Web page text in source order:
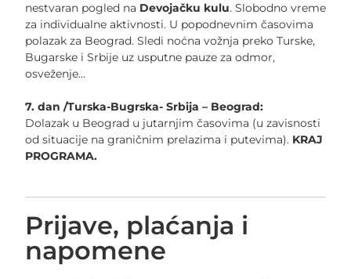
nestvaran pogled na Devojačku kulu. Slobodno vreme
za individualne aktivnosti. U popodnevnim časovima
polazak za Beograd. Sledi noćna vožnja preko Turske,
Bugarske i Srbije uz usputne pauze za odmor,
osveženje...
7. dan /Turska-Bugrska- Srbija – Beograd:
Dolazak u Beograd u jutarnjim časovima (u zavisnosti
od situacije na graničnim prelazima i putevima). KRAJ
PROGRAMA.
Prijave, plaćanja i
napomene